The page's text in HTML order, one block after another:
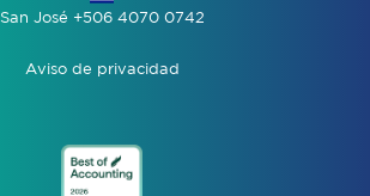
San José +506 4070 0742
Aviso de privacidad